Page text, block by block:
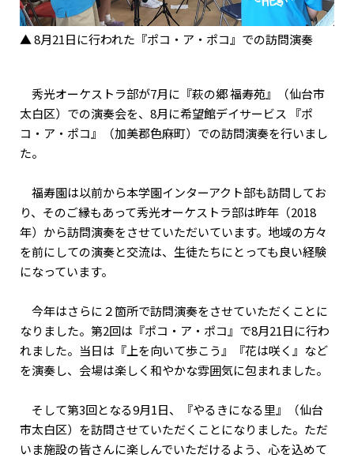
▲ 8月21日に行われた『ポコ・ア・ポコ』での訪問演奏
秀光オーケストラ部が7月に『萩の郷 福寿苑』（仙台市
太白区）での演奏会を、8月に希望館デイサービス 『ポ
コ・ア・ポコ』（加美郡色麻町）での訪問演奏を行いまし
た。
福寿園は以前から本学園インターアクト部も訪問してお
り、そのご縁もあって秀光オーケストラ部は昨年（2018
年）から訪問演奏をさせていただいています。地域の方々
を前にしての演奏と交流は、生徒たちにとっても良い経験
になっています。
今年はさらに２箇所で訪問演奏をさせていただくことに
なりました。第2回は『ポコ・ア・ポコ』で8月21日に行わ
れました。当日は『上を向いて歩こう』『花は咲く』など
を演奏し、会場は楽しく和やかな雰囲気に包まれました。
そして第3回となる9月1日、『やるきになる里』（仙台
市太白区）を訪問させていただくことになりました。ただ
いま施設の皆さんに楽しんでいただけるよう、心を込めて